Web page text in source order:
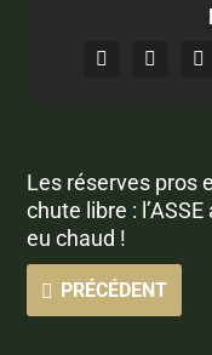
Les réserves pros
chute libre : l’ASSE
eu chaud !
PRÉCÉDENT